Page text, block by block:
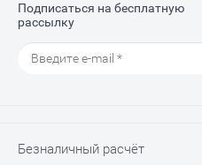
Подписаться на бесплатную
рассылку
Безналичный расчёт